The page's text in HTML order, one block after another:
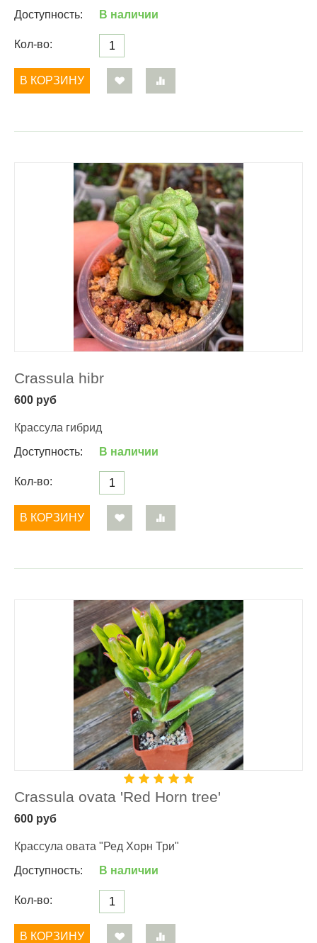
Доступность:
В наличии
Кол-во:
В КОРЗИНУ
Crassula hibr
600 руб
Крассула гибрид
Доступность:
В наличии
Кол-во:
В КОРЗИНУ
Crassula ovata 'Red Horn tree'
600 руб
Крассула овата "Ред Хорн Три"
Доступность:
В наличии
Кол-во:
В КОРЗИНУ